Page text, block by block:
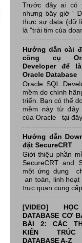
Trước đây ai có
nhưng bây giờ '
thực sự data (dữ
là "trái tim của
Hướng dẫn cài
công cụ
Developer để
Oracle Database
Oracle SQL
mềm do chính
triển. Bạn có thể
mềm này từ đây
của Oracle tại
Hướng dẫn
đặt SecureCRT
Giới thiệu phần
SecureCRT and
một ứng dụng
an toàn, linh hoạt
trực quan cung
[VIDEO]
DATABASE CƠ
BÀI 2: CÁC
KIẾN TRÚC
DATABASE A-Z